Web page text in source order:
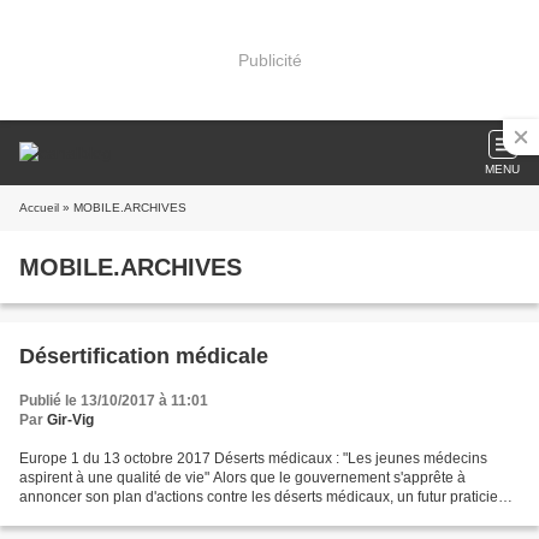
Publicité
MENU
Accueil » MOBILE.ARCHIVES
MOBILE.ARCHIVES
Désertification médicale
Publié le 13/10/2017 à 11:01
Par Gir-Vig
Europe 1 du 13 octobre 2017 Déserts médicaux : "Les jeunes médecins
aspirent à une qualité de vie" Alors que le gouvernement s'apprête à
annoncer son plan d'actions contre les déserts médicaux, un futur praticien